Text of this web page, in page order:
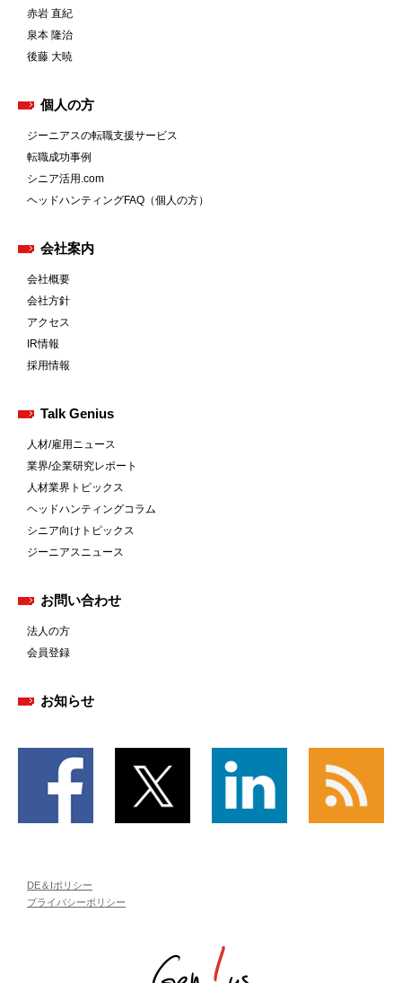
赤岩 直紀
泉本 隆治
後藤 大暁
個人の方
ジーニアスの転職支援サービス
転職成功事例
シニア活用.com
ヘッドハンティングFAQ（個人の方）
会社案内
会社概要
会社方針
アクセス
IR情報
採用情報
Talk Genius
人材/雇用ニュース
業界/企業研究レポート
人材業界トピックス
ヘッドハンティングコラム
シニア向けトピックス
ジーニアスニュース
お問い合わせ
法人の方
会員登録
お知らせ
DE＆Iポリシー
プライバシーポリシー